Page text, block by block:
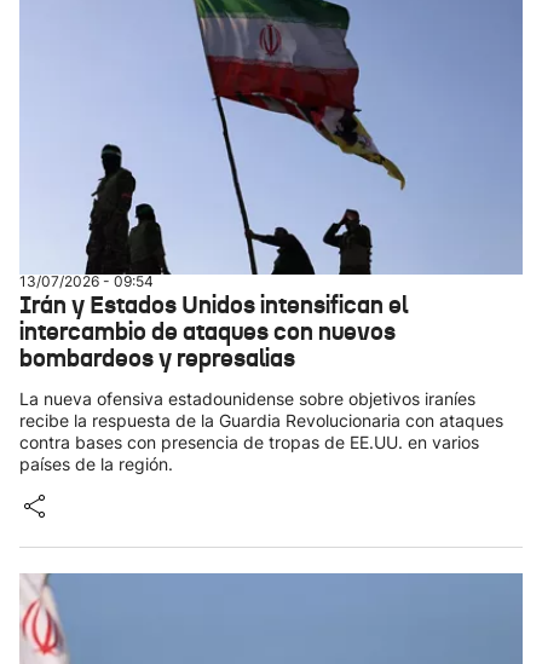
13/07/2026 - 09:54
Irán y Estados Unidos intensifican el
intercambio de ataques con nuevos
bombardeos y represalias
La nueva ofensiva estadounidense sobre objetivos iraníes
recibe la respuesta de la Guardia Revolucionaria con ataques
contra bases con presencia de tropas de EE.UU. en varios
países de la región.